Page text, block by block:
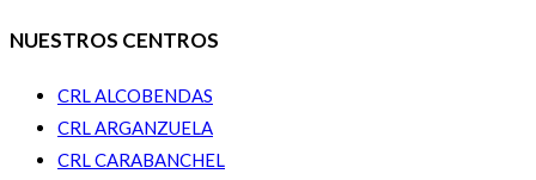
NUESTROS CENTROS
CRL ALCOBENDAS
CRL ARGANZUELA
CRL CARABANCHEL